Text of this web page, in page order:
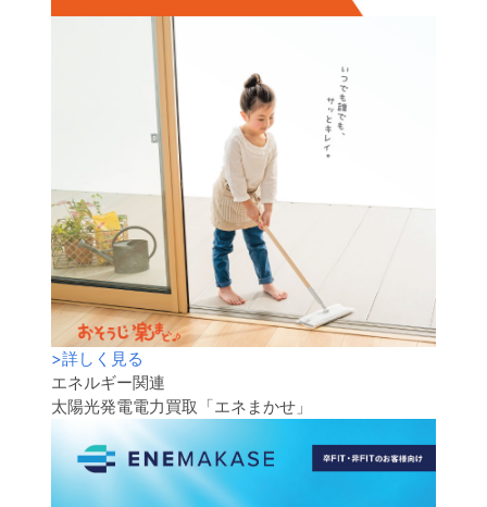
>詳しく見る
エネルギー関連
太陽光発電電力買取「エネまかせ」